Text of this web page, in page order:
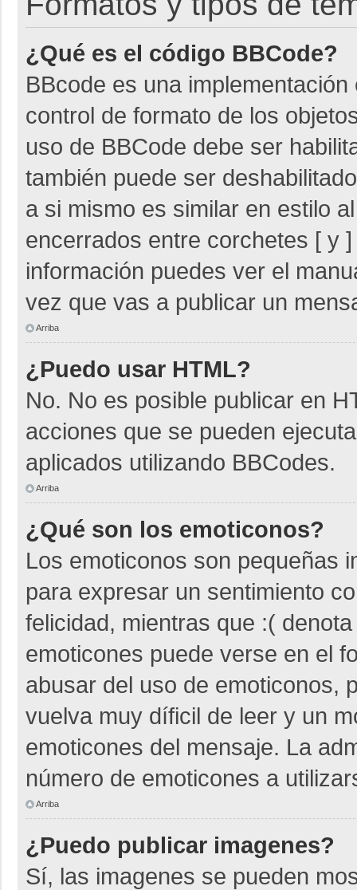
¿Qué es el código BBCode?
BBcode es una
control de formato de los
uso de BBCode debe ser
también puede ser
a si mismo es similar en estilo
encerrados entre corchetes [ y
información puedes ver el
vez que vas a publicar un
Arriba
¿Puedo usar HTML?
No. No es posible publicar en
acciones que se pueden
aplicados utilizando BBCodes.
Arriba
¿Qué son los emoticonos?
Los emoticonos son pequeñas
para expresar un sentimiento
felicidad, mientras que :(
emoticones puede verse en el
abusar del uso de emoticonos,
vuelva muy díficil de leer y un
emoticones del mensaje. La
número de emoticones a
Arriba
¿Puedo publicar imagenes?
Sí, las imagenes se pueden